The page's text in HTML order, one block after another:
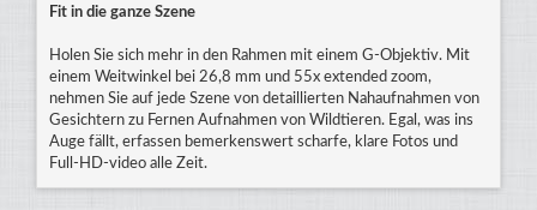
Fit in die ganze Szene
Holen Sie sich mehr in den Rahmen mit einem G-Objektiv. Mit
einem Weitwinkel bei 26,8 mm und 55x extended zoom,
nehmen Sie auf jede Szene von detaillierten Nahaufnahmen von
Gesichtern zu Fernen Aufnahmen von Wildtieren. Egal, was ins
Auge fällt, erfassen bemerkenswert scharfe, klare Fotos und
Full-HD-video alle Zeit.